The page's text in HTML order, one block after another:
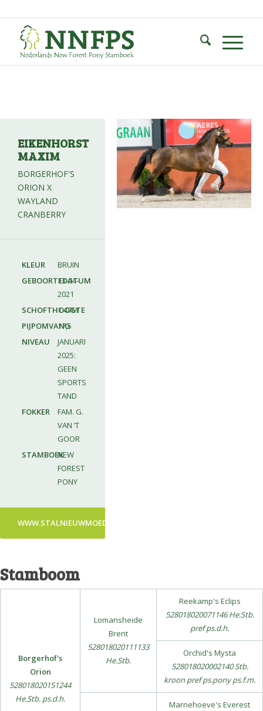
EIKENHORST
MAXIM
BORGERHOF'S
ORION X
WAYLAND
CRANBERRY
KLEUR
BRUIN
GEBOORTEDATUM
13-04-
2021
SCHOFTHOOGTE
1.47M
PIJPOMVANG
17,5
NIVEAU
JANUARI
2025:
GEEN
SPORTS
TAND
FOKKER
FAM. G.
VAN ’T
GOOR
STAMBOEKNEW
FOREST
PONY
WWW.STALNIEUWMOED.NL
Stamboom
Borgerhof's
Orion
528018020151244
He.Stb. ps.d.h.
Lomansheide
Brent
528018020111133
He.Stb.
Reekamp's Eclips
528018020071146 He.Stb.
pref ps.d.h.
Orchid's Mysta
528018020002140 Stb.
kroon pref ps.pony ps.f.m.
Marnehoeve's Everest